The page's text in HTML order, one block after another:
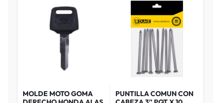
MOLDE MOTO GOMA
PUNTILLA COMUN CON